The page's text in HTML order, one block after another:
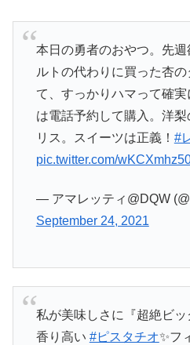
本日の勇者のおやつ。先
ルトの代わりに買った杏の
て、すっかりハマって確
は電話予約して購入。洋
リス。スイーツは正義！ #
pic.twitter.com/
— アマレッティ@DQW
September 24, 2021
私が美味しさに『超絶ビッ
香り高い #ピスタチオ✨フ